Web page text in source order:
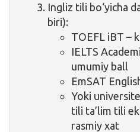
Ingliz tili bo‘yicha
biri):
TOEFL iBT –
IELTS
umumiy ball
EmSAT
Yoki
tili ta’lim tili
rasmiy xat